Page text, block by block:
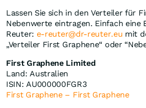
Lassen Sie sich in den Verteiler für
Nebenwerte eintragen. Einfach eine
Reuter: e-reuter@dr-reuter.eu mit
„Verteiler First Graphene“ oder
First Graphene Limited
Land: Australien
ISIN: AU000000FGR3
First Graphene – First Graphene